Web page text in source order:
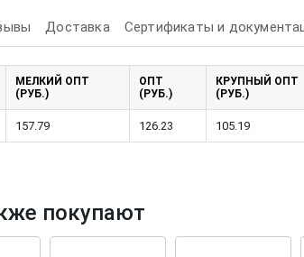
Доставка Сертификаты и
МЕЛКИЙ ОПТ
(РУБ.)
ОПТ
(РУБ.)
КРУПНЫЙ ОПТ
(РУБ.)
157.79 126.23 105.19
покупают